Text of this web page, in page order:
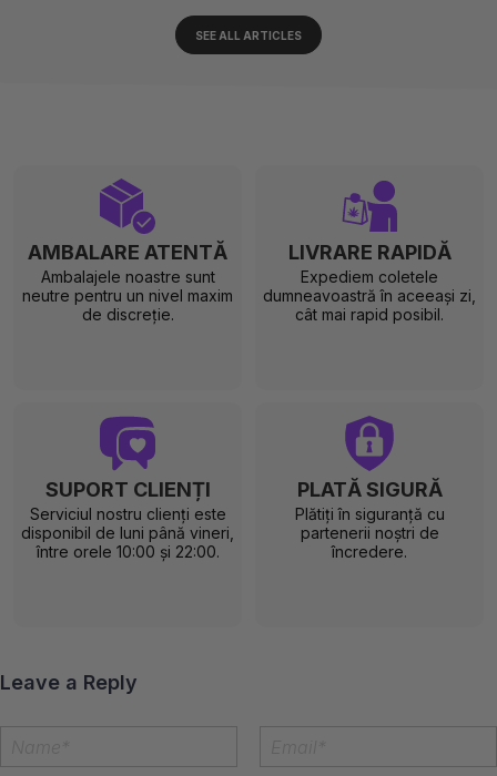
SEE ALL ARTICLES
AMBALARE ATENTĂ
Ambalajele noastre sunt
neutre pentru un nivel maxim
de discreție.
LIVRARE RAPIDĂ
Expediem coletele
dumneavoastră în aceeași zi,
cât mai rapid posibil.
SUPORT CLIENȚI
Serviciul nostru clienți este
disponibil de luni până vineri,
între orele 10:00 și 22:00.
PLATĂ SIGURĂ
Plătiți în siguranță cu
partenerii noștri de
încredere.
Leave a Reply